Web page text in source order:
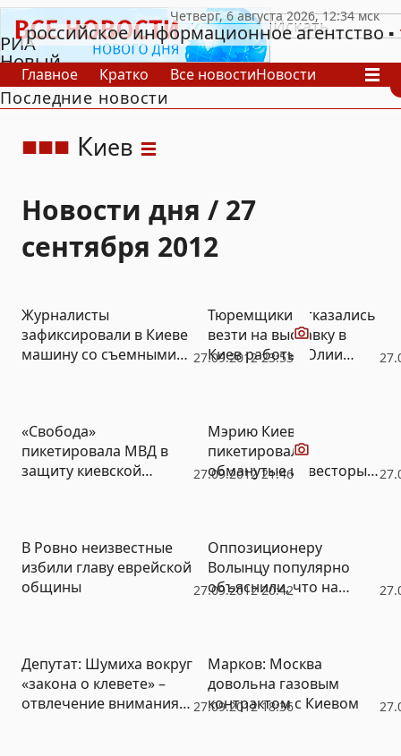
РИА
Новый
День
российское информационное агентство
Главное Кратко Все новостиНовости
В России
В мире
Последние новости
Киев
Новости дня / 27
сентября 2012
27.09.2012 23:53
Журналисты
зафиксировали в Киеве
машину со съемными
Видео
Тюремщики отказались
везти на выставку в
Киев работы Юлии
27.09.2012 21:46
«Свобода»
пикетировала МВД в
защиту киевской
районе (ФОТО, ВИДЕО)
Мэрию Киева
пикетировали
обманутые инвесторы
27.09.2012 20:42
В Ровно неизвестные
избили главу еврейской
общины
Оппозиционеру
Волынцу популярно
объяснили, что на
27.09.2012 18:36
Депутат: Шумиха вокруг
«закона о клевете» –
отвлечение внимания
Марков: Москва
довольна газовым
контрактом с Киевом